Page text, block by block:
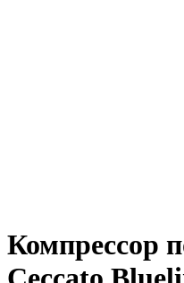
Компрессор